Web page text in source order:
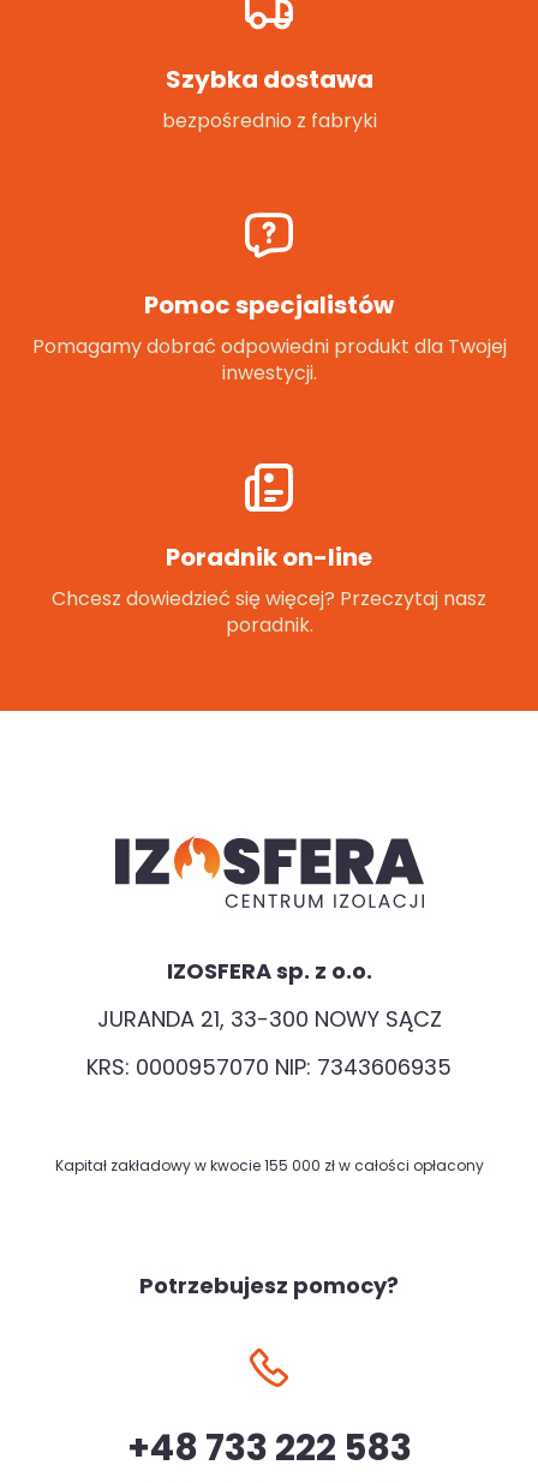
Szybka dostawa
bezpośrednio z fabryki
Pomoc specjalistów
Pomagamy dobrać odpowiedni produkt dla Twojej
inwestycji.
Poradnik on-line
Chcesz dowiedzieć się więcej? Przeczytaj nasz
poradnik.
IZOSFERA sp. z o.o.
JURANDA 21, 33-300 NOWY SĄCZ
KRS: 0000957070 NIP: 7343606935
Kapitał zakładowy w kwocie 155 000 zł w całości opłacony
Potrzebujesz pomocy?
+48 733 222 583